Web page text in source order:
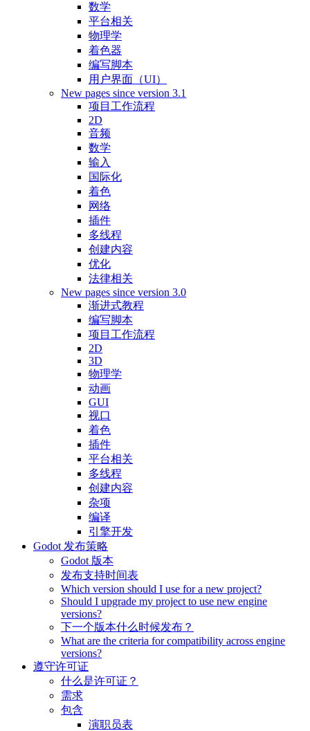
数学
平台相关
物理学
着色器
编写脚本
用户界面（UI）
New pages since version 3.1
项目工作流程
2D
音频
数学
输入
国际化
着色
网络
插件
多线程
创建内容
优化
法律相关
New pages since version 3.0
渐进式教程
编写脚本
项目工作流程
2D
3D
物理学
动画
GUI
视口
着色
插件
平台相关
多线程
创建内容
杂项
编译
引擎开发
Godot 发布策略
Godot 版本
发布支持时间表
Which version should I use for a new project?
Should I upgrade my project to use new engine
versions?
下一个版本什么时候发布？
What are the criteria for compatibility across engine
versions?
遵守许可证
什么是许可证？
需求
包含
演职员表